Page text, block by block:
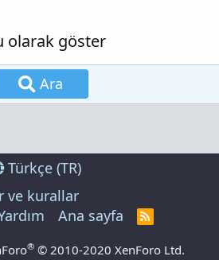
olarak göster
Ara
Türkçe (TR)
ve kurallar
Ana sayfa
R
S
® © 2010-2020 XenForo Ltd.